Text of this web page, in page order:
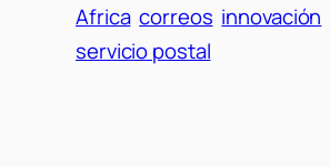
Africa correos innovación
servicio postal